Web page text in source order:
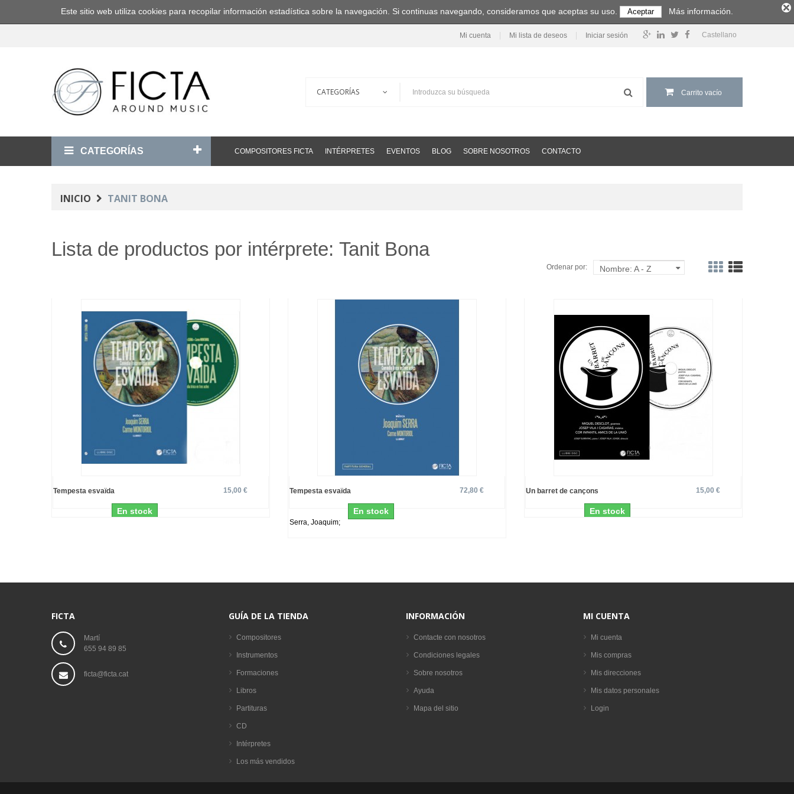
Castellano
Mi cuenta Mi lista de deseos Iniciar sesión
Carrito vacío
CATEGORÍAS COMPOSITORES FICTA INTÉRPRETES EVENTOS BLOG SOBRE NOSOTROS CONTACTO
INICIO TANIT BONA
Lista de productos por intérprete: Tanit Bona
Ordenar por: Nombre: A - Z
Tempesta esvaïda 15,00 €
En stock
Tempesta esvaïda 72,80 €
En stock
Serra, Joaquim;
Un barret de cançons 15,00 €
En stock
FICTA
Martí
655 94 89 85
ficta@ficta.cat
GUÍA DE LA TIENDA
Compositores
Instrumentos
Formaciones
Libros
Partituras
CD
Intérpretes
Los más vendidos
INFORMACIÓN
Contacte con nosotros
Condiciones legales
Sobre nosotros
Ayuda
Mapa del sitio
MI CUENTA
Mi cuenta
Mis compras
Mis direcciones
Mis datos personales
Login
Este sitio web utiliza cookies para recopilar información estadística sobre la navegación. Si continuas navegando, consideramos que aceptas su uso. Aceptar Más información.